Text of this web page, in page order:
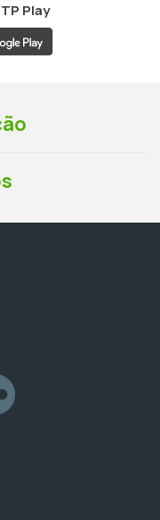
Play